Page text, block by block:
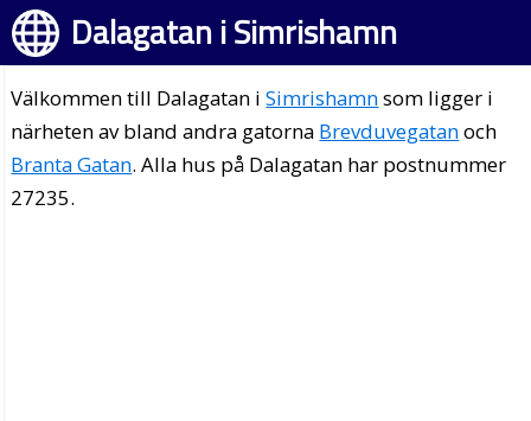
Dalagatan i Simrishamn
Välkommen till Dalagatan iSimrishamnsom ligger i
närheten av bland andra gatorna Brevduvegatanoch
Branta Gatan. Alla hus på Dalagatan har postnummer
27235.